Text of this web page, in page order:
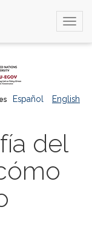
Español English
del